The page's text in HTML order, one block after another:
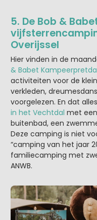
5. De Bob &
Overijssel
Hier vinden in de
& Babet
activiteiten voor de
verkleden,
voorgelezen. En dat
in het Vechtdal met
buitenbad, een
Deze camping is niet
“camping van het jaar
familiecamping met
ANWB.